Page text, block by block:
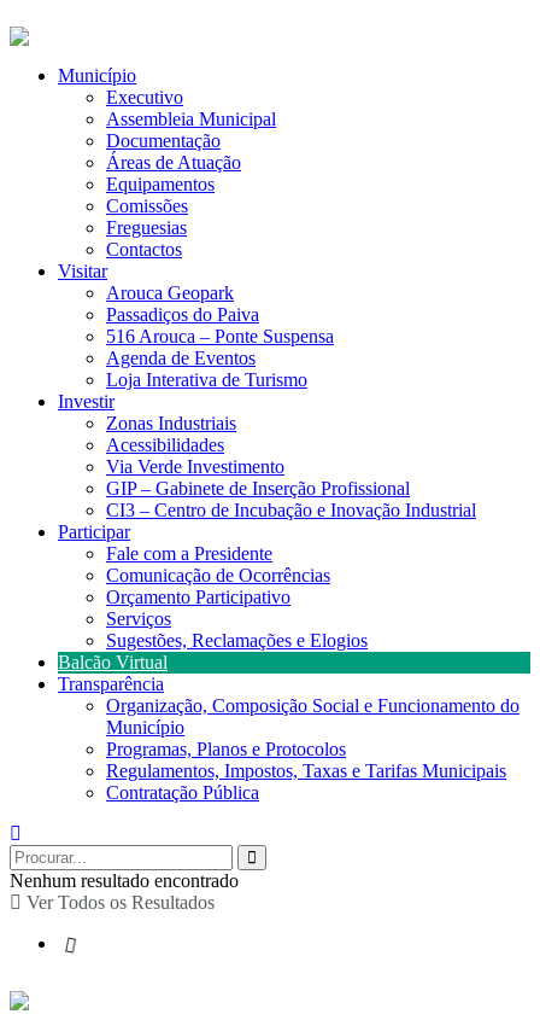
Município
Executivo
Assembleia Municipal
Documentação
Áreas de Atuação
Equipamentos
Comissões
Freguesias
Contactos
Visitar
Arouca Geopark
Passadiços do Paiva
516 Arouca – Ponte Suspensa
Agenda de Eventos
Loja Interativa de Turismo
Investir
Zonas Industriais
Acessibilidades
Via Verde Investimento
GIP – Gabinete de Inserção Profissional
CI3 – Centro de Incubação e Inovação Industrial
Participar
Fale com a Presidente
Comunicação de Ocorrências
Orçamento Participativo
Serviços
Sugestões, Reclamações e Elogios
Balcão Virtual
Transparência
Organização, Composição Social e Funcionamento do
Município
Programas, Planos e Protocolos
Regulamentos, Impostos, Taxas e Tarifas Municipais
Contratação Pública
Nenhum resultado encontrado
Ver Todos os Resultados